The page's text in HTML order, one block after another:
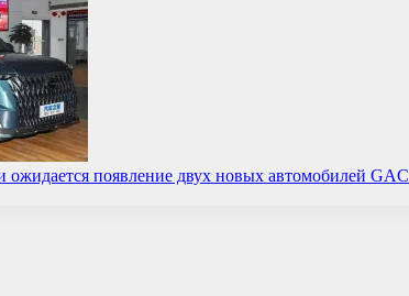
ожидается появление двух новых автомобилей GAC